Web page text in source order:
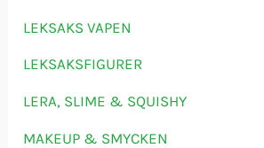
LEKSAKS VAPEN
LEKSAKSFIGURER
LERA, SLIME & SQUISHY
MAKEUP & SMYCKEN